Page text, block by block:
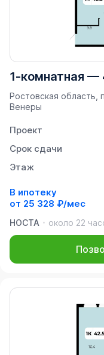
1-комнатная —
Ростовская область,
Венеры
Проект
Срок сдачи
Этаж
В ипотеку
от 25 328 ₽/мес
НОСТА
около 22